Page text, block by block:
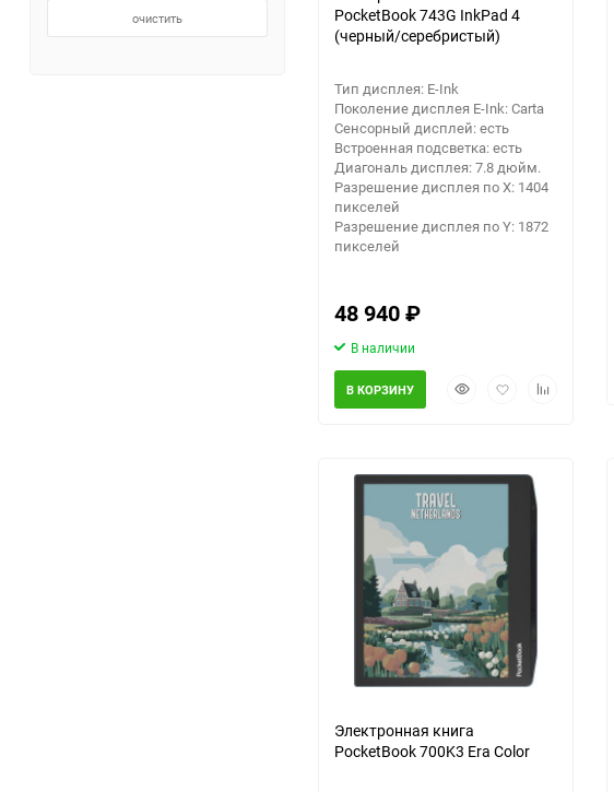
очистить
PocketBook 743G InkPad 4
(черный/серебристый)
Тип дисплея: E-Ink
Поколение дисплея E-Ink: Carta
Сенсорный дисплей: есть
Встроенная подсветка: есть
Диагональ дисплея: 7.8 дюйм.
Разрешение дисплея по X: 1404
пикселей
Разрешение дисплея по Y: 1872
пикселей
48 940₽
В наличии
БыстрыйДобавитьДобавить
В КОРЗИНУ
Электронная книга
PocketBook 700K3 Era Color